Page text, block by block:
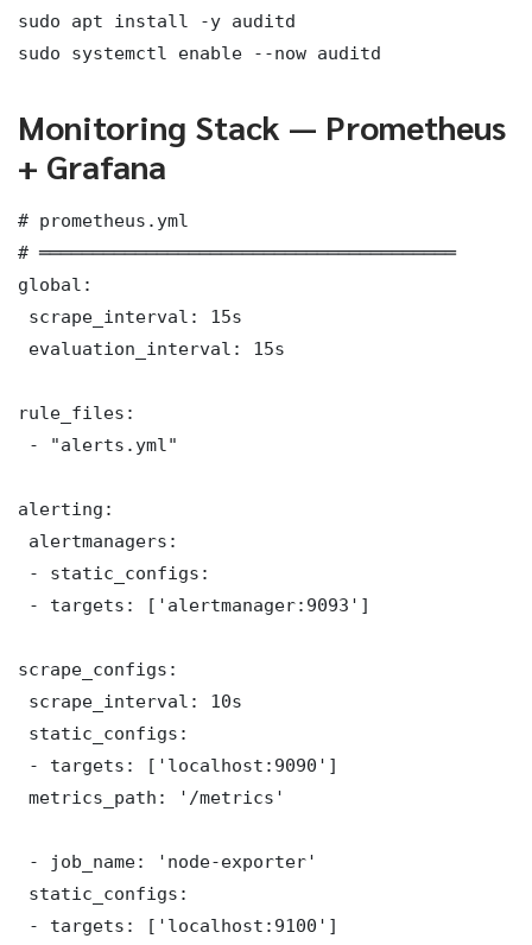
sudo apt install -y auditd
sudo systemctl enable --now auditd
Monitoring Stack — Prometheus
+ Grafana
# prometheus.yml
# ═══════════════════════════════════════
global:
scrape_interval: 15s
evaluation_interval: 15s
rule_files:
- "alerts.yml"
alerting:
alertmanagers:
- static_configs:
- targets: ['alertmanager:9093']
scrape_configs:
scrape_interval: 10s
static_configs:
- targets: ['localhost:9090']
metrics_path: '/metrics'
- job_name: 'node-exporter'
static_configs:
- targets: ['localhost:9100']